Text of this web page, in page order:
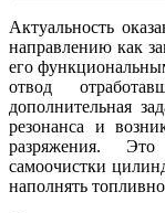
Актуальность
направлению как
его
отвод
дополнительная
резонанса и
разряжения. Это
самоочистки
наполнять